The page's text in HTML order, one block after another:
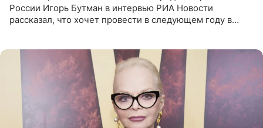
России Игорь Бутман в интервью РИА Новости
рассказал, что хочет провести в следующем году в